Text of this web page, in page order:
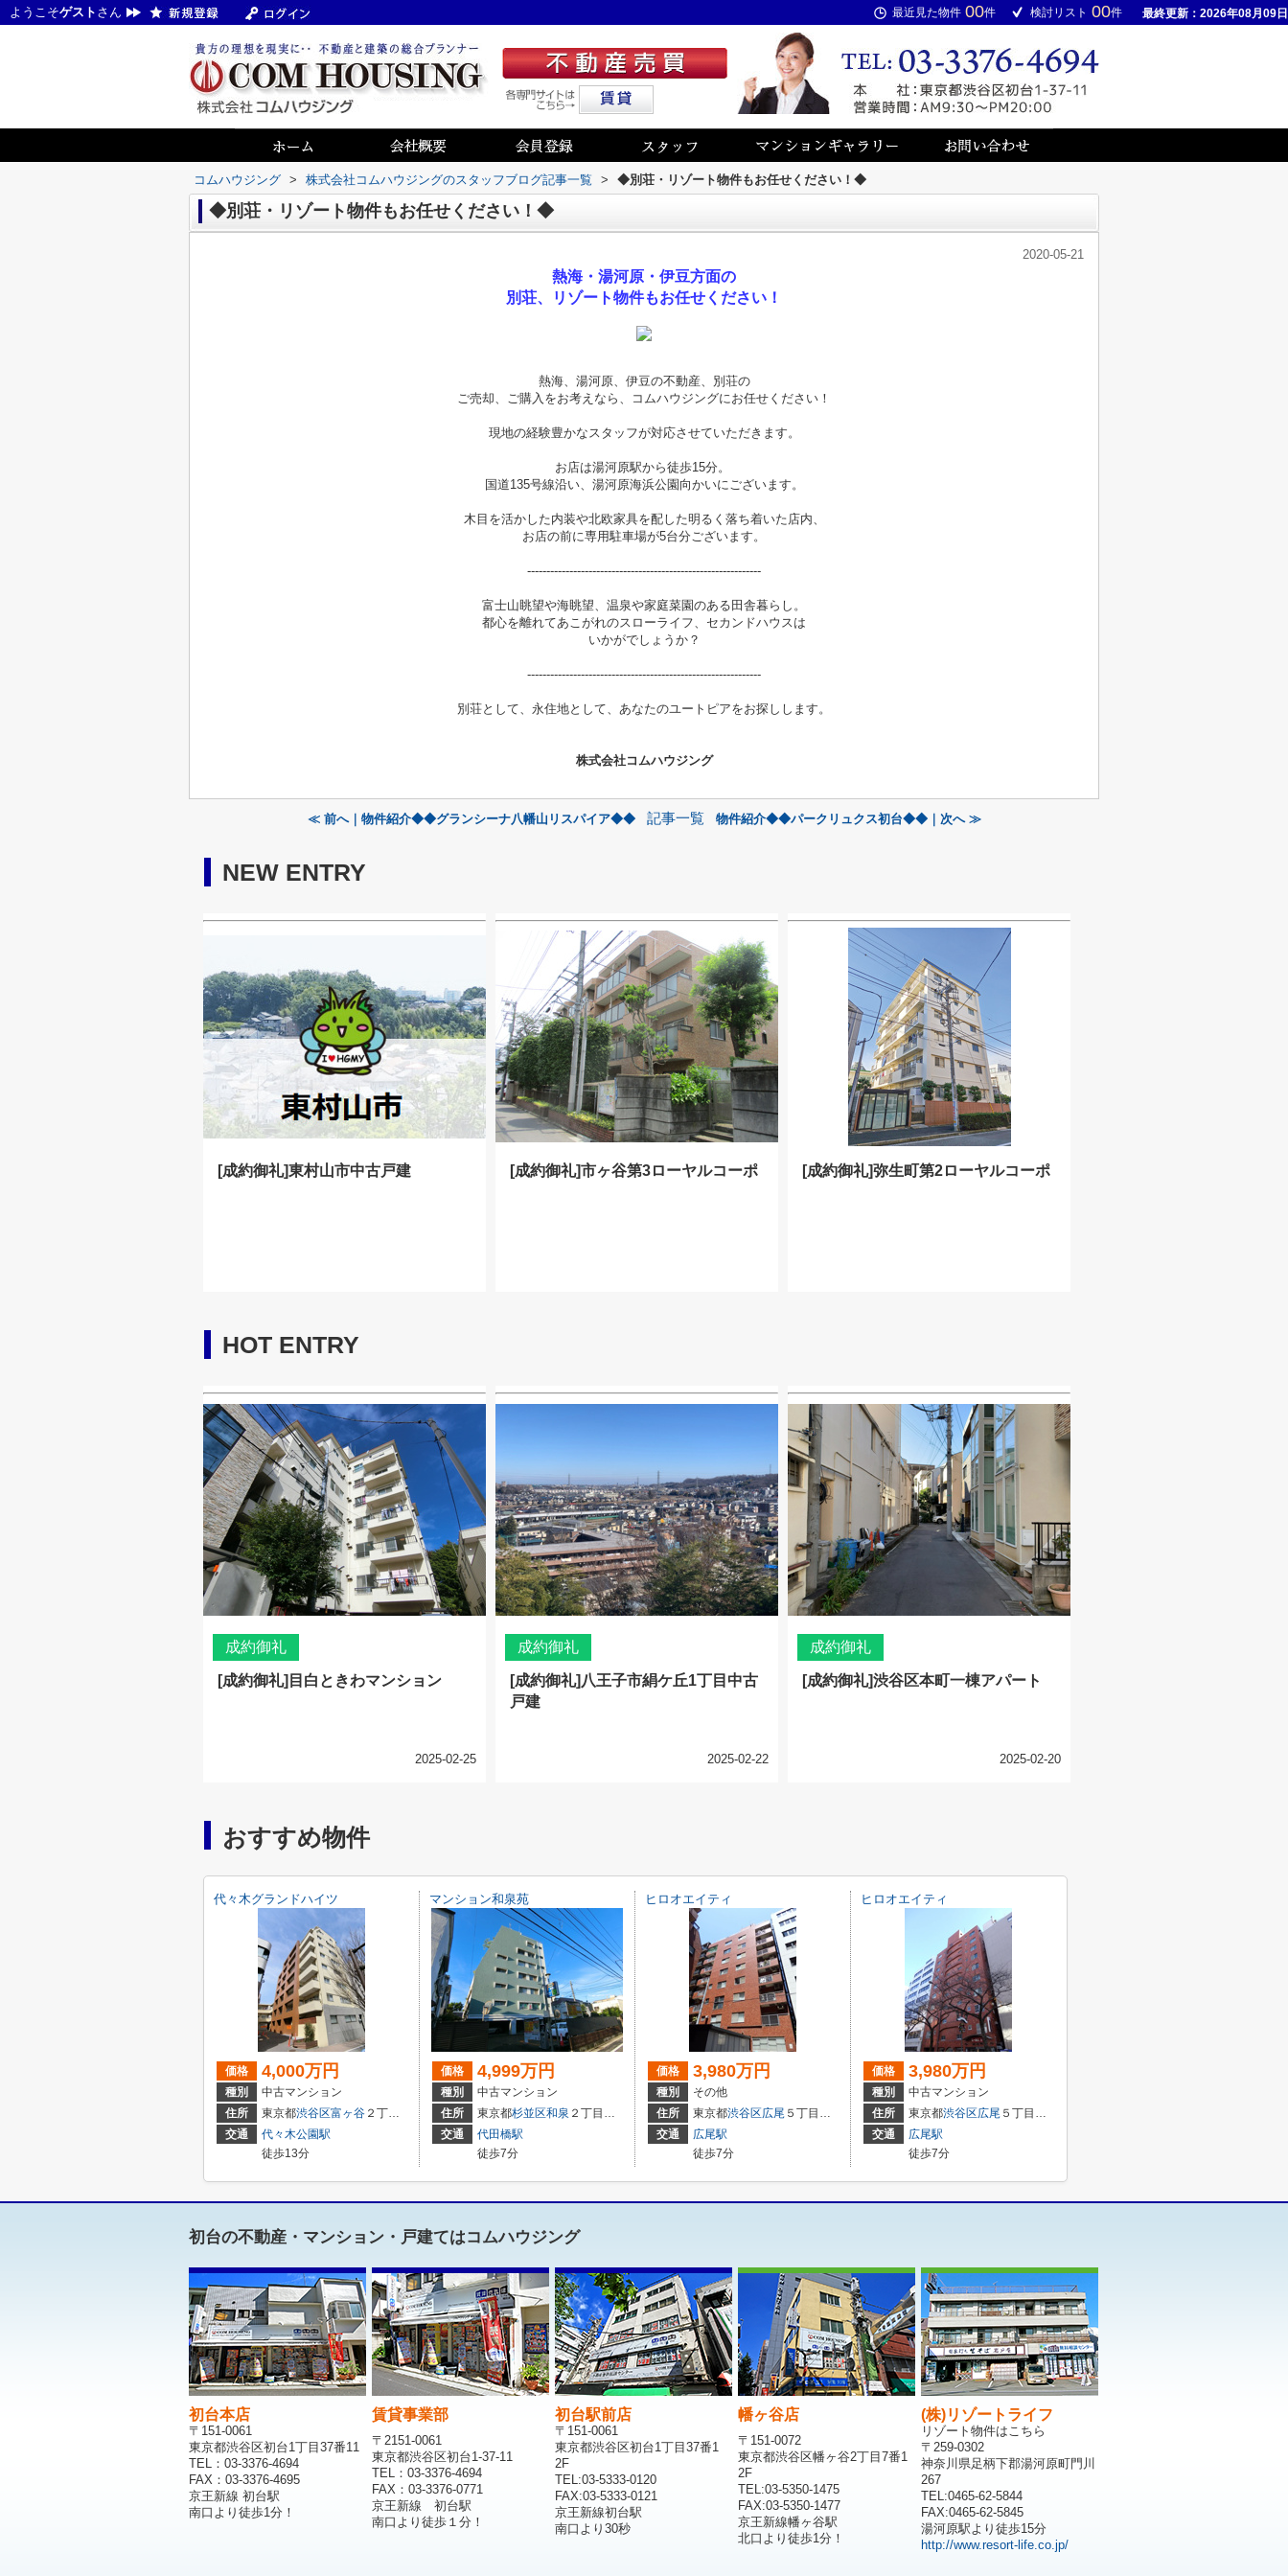
ようこそゲスト さん 最近見た物件 00件 検討リスト 00件 最終更新：2026年08月09日
コムハウジング > 株式会社コムハウジングのスタッフブログ記事一覧 > ◆別荘・リゾート物件もお任せください！◆
◆別荘・リゾート物件もお任せください！◆
2020-05-21
熱海・湯河原・伊豆方面の
別荘、リゾート物件もお任せください！
熱海、湯河原、伊豆の不動産、別荘の
ご売却、ご購入をお考えなら、コムハウジングにお任せください！
現地の経験豊かなスタッフが対応させていただきます。
お店は湯河原駅から徒歩15分。
国道135号線沿い、湯河原海浜公園向かいにございます。
木目を活かした内装や北欧家具を配した明るく落ち着いた店内、
お店の前に専用駐車場が5台分ございます。
-------------------------------------------------------------
富士山眺望や海眺望、温泉や家庭菜園のある田舎暮らし。
都心を離れてあこがれのスローライフ、セカンドハウスは
いかがでしょうか？
-------------------------------------------------------------
別荘として、永住地として、あなたのユートピアをお探しします。
株式会社コムハウジング
≪ 前へ｜物件紹介◆◆グランシーナ八幡山リスパイア◆◆ 記事一覧 物件紹介◆◆パークリュクス初台◆◆｜次へ ≫
NEW ENTRY
[成約御礼]東村山市中古戸建 [成約御礼]市ヶ谷第3ローヤルコーポ [成約御礼]弥生町第2ローヤルコーポ
HOT ENTRY
成約御礼
[成約御礼]目白ときわマンション
2025-02-25
成約御礼
[成約御礼]八王子市絹ケ丘1丁目中古
戸建
2025-02-22
成約御礼
[成約御礼]渋谷区本町一棟アパート
2025-02-20
おすすめ物件
代々木グランドハイツ
価格 4,000万円
種別
中古マンション
住所
東京都渋谷区富ヶ谷 ２丁目14-4
交通
代々木公園駅
徒歩13分
マンション和泉苑
価格 4,999万円
種別
中古マンション
住所
東京都杉並区和泉 ２丁目５－44
交通
代田橋駅
徒歩7分
ヒロオエイティ
価格 3,980万円
種別
その他
住所
東京都渋谷区広尾 ５丁目２２－１
交通
広尾駅
徒歩7分
ヒロオエイティ
価格 3,980万円
種別
中古マンション
住所
東京都渋谷区広尾 ５丁目２２－１
交通
広尾駅
徒歩7分
初台の不動産・マンション・戸建てはコムハウジング
初台本店
〒151-0061
東京都渋谷区初台1丁目37番11
TEL：03-3376-4694
FAX：03-3376-4695
京王新線 初台駅
南口より徒歩1分！
賃貸事業部
〒2151-0061
東京都渋谷区初台1-37-11
TEL：03-3376-4694
FAX：03-3376-0771
京王新線 初台駅
南口より徒歩１分！
初台駅前店
〒151-0061
東京都渋谷区初台1丁目37番1
2F
TEL:03-5333-0120
FAX:03-5333-0121
京王新線初台駅
南口より30秒
幡ヶ谷店
〒151-0072
東京都渋谷区幡ヶ谷2丁目7番1
2F
TEL:03-5350-1475
FAX:03-5350-1477
京王新線幡ヶ谷駅
北口より徒歩1分！
(株)リゾートライフ
リゾート物件はこちら
〒259-0302
神奈川県足柄下郡湯河原町門川
267
TEL:0465-62-5844
FAX:0465-62-5845
湯河原駅より徒歩15分
http://www.resort-life.co.jp/